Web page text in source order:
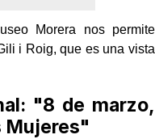
Morera nos permite
i Roig, que es una vista
"8 de marzo,
Mujeres"